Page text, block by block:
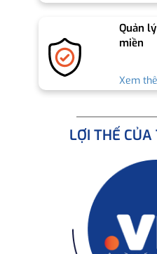
Quản
miền
Xem
LỢI THẾ